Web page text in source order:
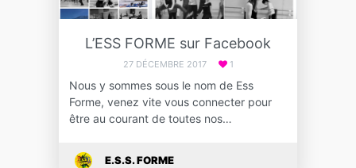
L’ESS FORME sur Facebook
27 DÉCEMBRE 2017 1
Nous y sommes sous le nom de Ess
Forme, venez vite vous connecter pour
être au courant de toutes nos…
E.S.S. FORME